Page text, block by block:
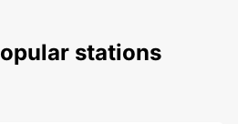
stations